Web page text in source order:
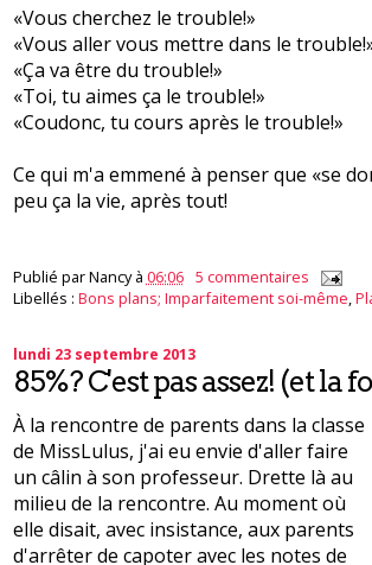
«Vous cherchez le trouble!»
«Vous aller vous mettre dans le
«Ça va être du trouble!»
«Toi, tu aimes ça le trouble!»
«Coudonc, tu cours après le trouble!»
Ce qui m'a emmené à penser que «se
peu ça la vie, après tout!
Publié parNancy à 06:06 5 commentaires
Libellés : Bons plans; Imparfaitement soi-même,
lundi 23 septembre 2013
85%? C'est pas assez! (et la
À la rencontre de parents dans la classe
de MissLulus, j'ai eu envie d'aller faire
un câlin à son professeur. Drette là au
milieu de la rencontre. Au moment où
elle disait, avec insistance, aux parents
d'arrêter de capoter avec les notes de